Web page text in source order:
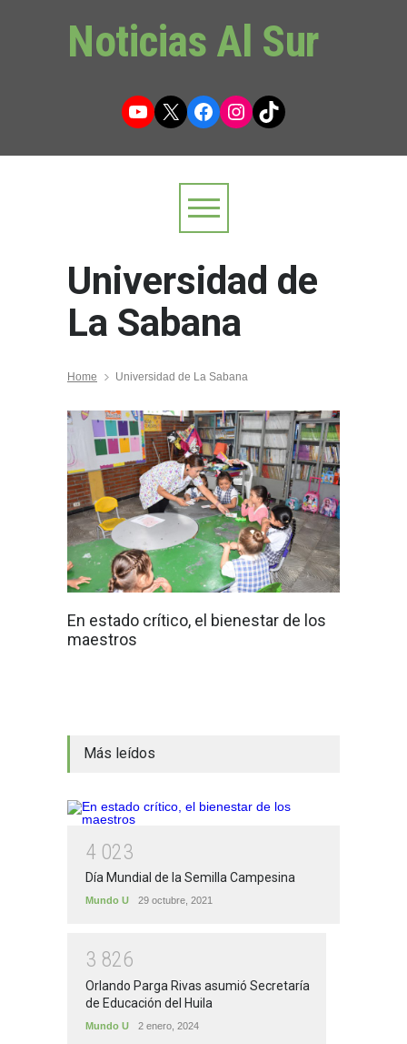
Noticias Al Sur
YouTube
X Facebook
Instagram
TikTok
Universidad de
La Sabana
Home Universidad de La Sabana
En estado crítico, el bienestar de los
maestros
Más leídos
4 023
Día Mundial de la Semilla Campesina
Mundo U 29 octubre, 2021
3 826
Orlando Parga Rivas asumió Secretaría
de Educación del Huila
Mundo U 2 enero, 2024